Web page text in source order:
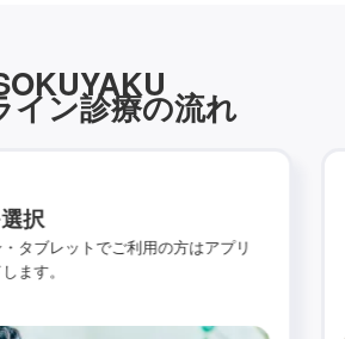
イン診療の流れ
択
タブレットでご利用の方はアプリ
ます。